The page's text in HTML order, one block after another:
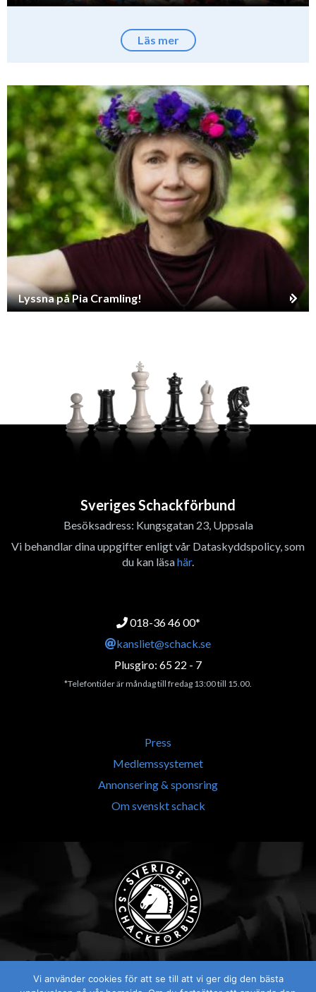
Läs mer
Lyssna på Pia Cramling!
Sveriges Schackförbund
Besöksadress: Kungsgatan 23, Uppsala
Vi behandlar dina uppgifter enligt vår Dataskyddspolicy, som
du kan läsahär.
018-36 46 00*
kansliet@schack.se
Plusgiro: 65 22 - 7
*Telefontider är måndag till fredag 13:00 till 15.00.
Press
Medlemssystemet
Annonsering & sponsring
Om svenskt schack
Vi använder cookies för att se till att vi ger dig den bästa